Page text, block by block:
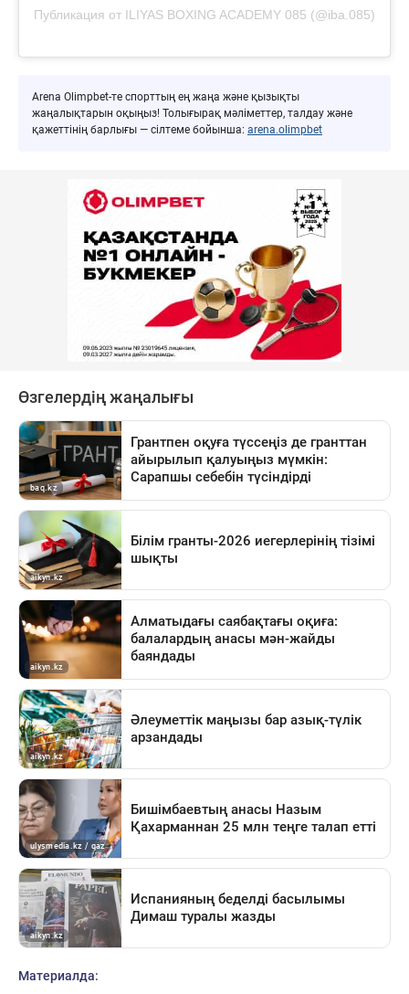
Публикация от ILIYAS BOXING ACADEMY 085 (@iba.085)
Arena Olimpbet-те спорттың ең жаңа және қызықты
жаңалықтарын оқыңыз! Толығырақ мәліметтер, талдау және
қажеттінің барлығы — сілтеме бойынша: arena.olimpbet
Материалда: